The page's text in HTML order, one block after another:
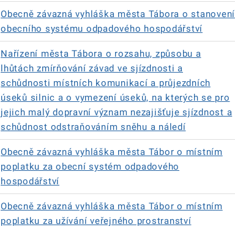
Obecně závazná vyhláška města Tábora o stanovení
obecního systému odpadového hospodářství
Nařízení města Tábora o rozsahu, způsobu a
lhůtách zmírňování závad ve sjízdnosti a
schůdnosti místních komunikací a průjezdních
úseků silnic a o vymezení úseků, na kterých se pro
jejich malý dopravní význam nezajišťuje sjízdnost a
schůdnost odstraňováním sněhu a náledí
Obecně závazná vyhláška města Tábor o místním
poplatku za obecní systém odpadového
hospodářství
Obecně závazná vyhláška města Tábor o místním
poplatku za užívání veřejného prostranství